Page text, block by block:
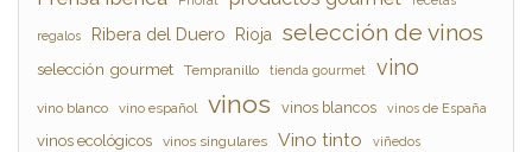
regalos Ribera del Duero Rioja selección de vinos
selección gourmet Tempranillo tienda gourmet vino
vino blanco vino español vinos vinos blancos vinos de España
vinos ecológicos vinos singulares Vino tinto viñedos